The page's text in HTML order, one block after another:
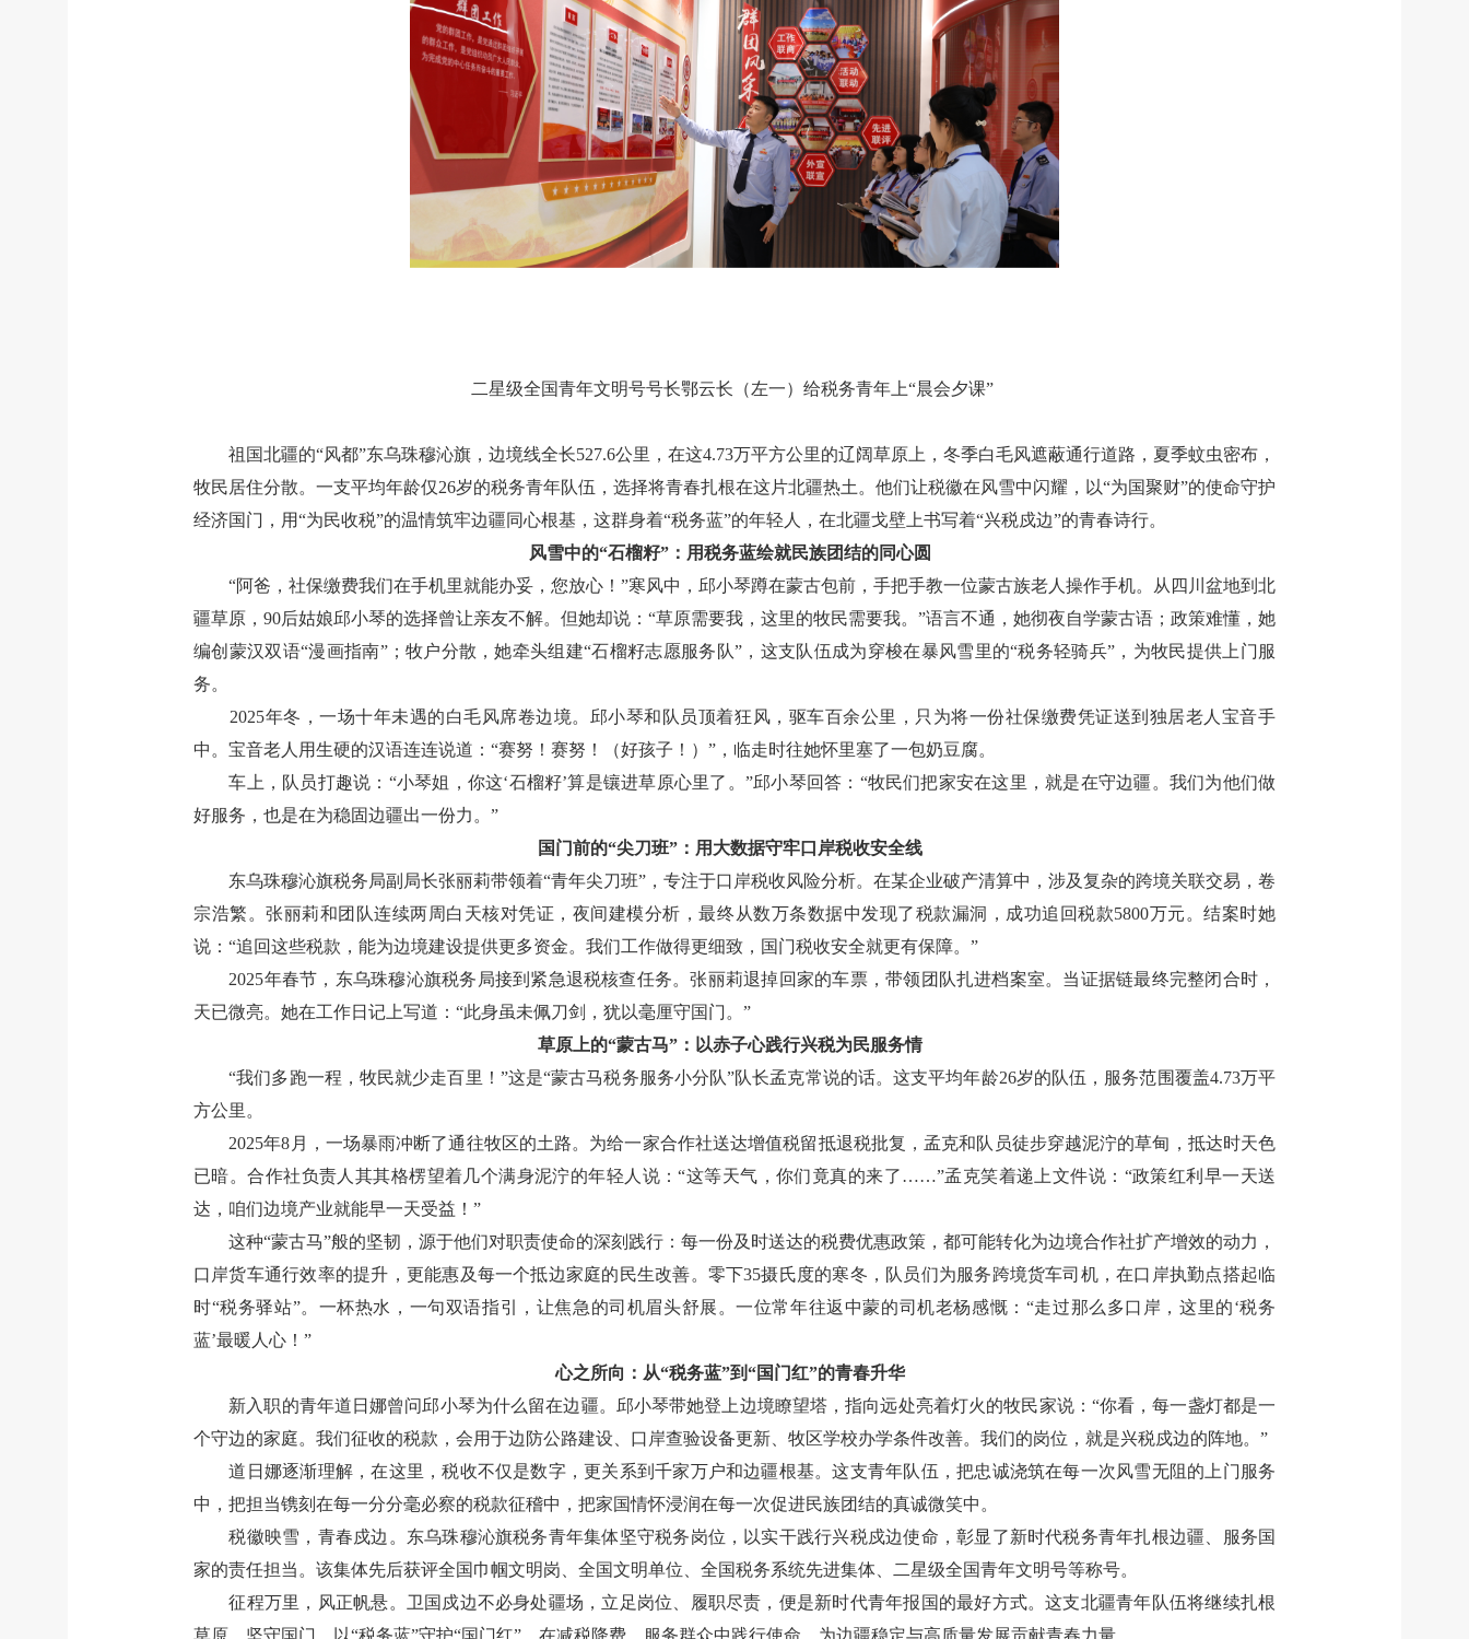
二星级全国青年文明号号长鄂云长（左一）给税务青年上“晨会夕课”
祖国北疆的“风都”东乌珠穆沁旗，边境线全长527.6公里，在这4.73万平方公里的辽阔草原上，冬季白毛风遮蔽通行道路，夏季蚊虫密布，
牧民居住分散。一支平均年龄仅26岁的税务青年队伍，选择将青春扎根在这片北疆热土。他们让税徽在风雪中闪耀，以“为国聚财”的使命守护
经济国门，用“为民收税”的温情筑牢边疆同心根基，这群身着“税务蓝”的年轻人，在北疆戈壁上书写着“兴税戍边”的青春诗行。
风雪中的“石榴籽”：用税务蓝绘就民族团结的同心圆
“阿爸，社保缴费我们在手机里就能办妥，您放心！”寒风中，邱小琴蹲在蒙古包前，手把手教一位蒙古族老人操作手机。从四川盆地到北
疆草原，90后姑娘邱小琴的选择曾让亲友不解。但她却说：“草原需要我，这里的牧民需要我。”语言不通，她彻夜自学蒙古语；政策难懂，她
编创蒙汉双语“漫画指南”；牧户分散，她牵头组建“石榴籽志愿服务队”，这支队伍成为穿梭在暴风雪里的“税务轻骑兵”，为牧民提供上门服
务。
2025年冬，一场十年未遇的白毛风席卷边境。邱小琴和队员顶着狂风，驱车百余公里，只为将一份社保缴费凭证送到独居老人宝音手
中。宝音老人用生硬的汉语连连说道：“赛努！赛努！（好孩子！）”，临走时往她怀里塞了一包奶豆腐。
车上，队员打趣说：“小琴姐，你这‘石榴籽’算是镶进草原心里了。”邱小琴回答：“牧民们把家安在这里，就是在守边疆。我们为他们做
好服务，也是在为稳固边疆出一份力。”
国门前的“尖刀班”：用大数据守牢口岸税收安全线
东乌珠穆沁旗税务局副局长张丽莉带领着“青年尖刀班”，专注于口岸税收风险分析。在某企业破产清算中，涉及复杂的跨境关联交易，卷
宗浩繁。张丽莉和团队连续两周白天核对凭证，夜间建模分析，最终从数万条数据中发现了税款漏洞，成功追回税款5800万元。结案时她
说：“追回这些税款，能为边境建设提供更多资金。我们工作做得更细致，国门税收安全就更有保障。”
2025年春节，东乌珠穆沁旗税务局接到紧急退税核查任务。张丽莉退掉回家的车票，带领团队扎进档案室。当证据链最终完整闭合时，
天已微亮。她在工作日记上写道：“此身虽未佩刀剑，犹以毫厘守国门。”
草原上的“蒙古马”：以赤子心践行兴税为民服务情
“我们多跑一程，牧民就少走百里！”这是“蒙古马税务服务小分队”队长孟克常说的话。这支平均年龄26岁的队伍，服务范围覆盖4.73万平
方公里。
2025年8月，一场暴雨冲断了通往牧区的土路。为给一家合作社送达增值税留抵退税批复，孟克和队员徒步穿越泥泞的草甸，抵达时天色
已暗。合作社负责人其其格楞望着几个满身泥泞的年轻人说：“这等天气，你们竟真的来了……”孟克笑着递上文件说：“政策红利早一天送
达，咱们边境产业就能早一天受益！”
这种“蒙古马”般的坚韧，源于他们对职责使命的深刻践行：每一份及时送达的税费优惠政策，都可能转化为边境合作社扩产增效的动力，
口岸货车通行效率的提升，更能惠及每一个抵边家庭的民生改善。零下35摄氏度的寒冬，队员们为服务跨境货车司机，在口岸执勤点搭起临
时“税务驿站”。一杯热水，一句双语指引，让焦急的司机眉头舒展。一位常年往返中蒙的司机老杨感慨：“走过那么多口岸，这里的‘税务
蓝’最暖人心！”
心之所向：从“税务蓝”到“国门红”的青春升华
新入职的青年道日娜曾问邱小琴为什么留在边疆。邱小琴带她登上边境瞭望塔，指向远处亮着灯火的牧民家说：“你看，每一盏灯都是一
个守边的家庭。我们征收的税款，会用于边防公路建设、口岸查验设备更新、牧区学校办学条件改善。我们的岗位，就是兴税戍边的阵地。”
道日娜逐渐理解，在这里，税收不仅是数字，更关系到千家万户和边疆根基。这支青年队伍，把忠诚浇筑在每一次风雪无阻的上门服务
中，把担当镌刻在每一分分毫必察的税款征稽中，把家国情怀浸润在每一次促进民族团结的真诚微笑中。
税徽映雪，青春戍边。东乌珠穆沁旗税务青年集体坚守税务岗位，以实干践行兴税戍边使命，彰显了新时代税务青年扎根边疆、服务国
家的责任担当。该集体先后获评全国巾帼文明岗、全国文明单位、全国税务系统先进集体、二星级全国青年文明号等称号。
征程万里，风正帆悬。卫国戍边不必身处疆场，立足岗位、履职尽责，便是新时代青年报国的最好方式。这支北疆青年队伍将继续扎根
草原、坚守国门，以“税务蓝”守护“国门红”，在减税降费、服务群众中践行使命，为边疆稳定与高质量发展贡献青春力量。